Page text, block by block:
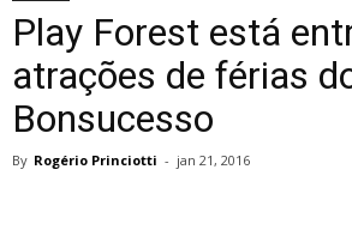
Play Forest está
atrações de férias
Bonsucesso
By Rogério Princiotti - jan 21, 2016